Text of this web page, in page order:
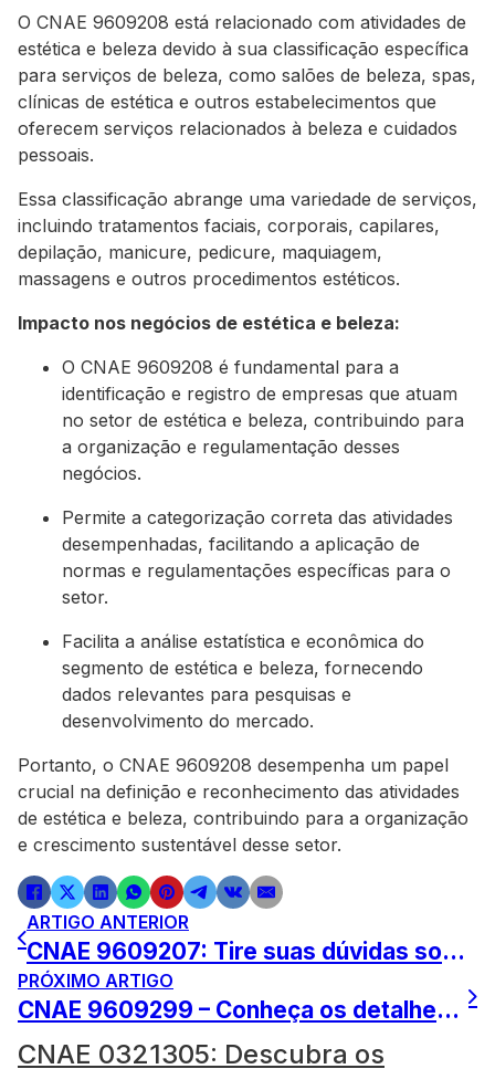
O CNAE 9609208 está relacionado com atividades de
estética e beleza devido à sua classificação específica
para serviços de beleza, como salões de beleza, spas,
clínicas de estética e outros estabelecimentos que
oferecem serviços relacionados à beleza e cuidados
pessoais.
Essa classificação abrange uma variedade de serviços,
incluindo tratamentos faciais, corporais, capilares,
depilação, manicure, pedicure, maquiagem,
massagens e outros procedimentos estéticos.
Impacto nos negócios de estética e beleza:
O CNAE 9609208 é fundamental para a
identificação e registro de empresas que atuam
no setor de estética e beleza, contribuindo para
a organização e regulamentação desses
negócios.
Permite a categorização correta das atividades
desempenhadas, facilitando a aplicação de
normas e regulamentações específicas para o
setor.
Facilita a análise estatística e econômica do
segmento de estética e beleza, fornecendo
dados relevantes para pesquisas e
desenvolvimento do mercado.
Portanto, o CNAE 9609208 desempenha um papel
crucial na definição e reconhecimento das atividades
de estética e beleza, contribuindo para a organização
e crescimento sustentável desse setor.
ARTIGO ANTERIOR
CNAE 9609207: Tire suas dúvidas sobre este código complexo
PRÓXIMO ARTIGO
CNAE 9609299 – Conheça os detalhes e significados desse código!
CNAE 0321305: Descubra os